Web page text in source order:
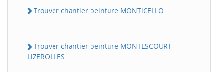
Trouver chantier peinture MONTiCELLO
Trouver chantier peinture MONTESCOURT-
LiZEROLLES